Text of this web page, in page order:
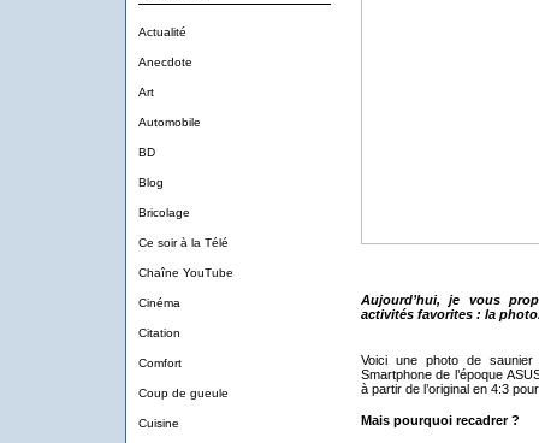
Actualité
Anecdote
Art
Automobile
BD
Blog
Bricolage
Ce soir à la Télé
Chaîne YouTube
Cinéma
Citation
Comfort
Coup de gueule
Cuisine
Aujourd’hui, je vous
activités favorites : la
Voici une photo de
Smartphone de l’époque
à partir de l’original en 4:3
Mais pourquoi recadrer ?